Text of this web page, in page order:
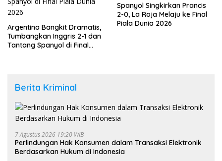
Argentina Bangkit Dramatis,
Tumbangkan Inggris 2-1 dan
Tantang Spanyol di Final
Spanyol Singkirkan Prancis
2-0, La Roja Melaju ke Final
Piala Dunia 2026
Berita Kriminal
7 Agustus 2026 19:20 WIB
Perlindungan Hak Konsumen dalam Transaksi Elektronik
Berdasarkan Hukum di Indonesia